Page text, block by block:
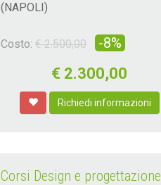
(NAPOLI)
Costo: € 2.500,00 -8%
€ 2.300,00
Richiedi informazioni
Corsi Design e progettazione